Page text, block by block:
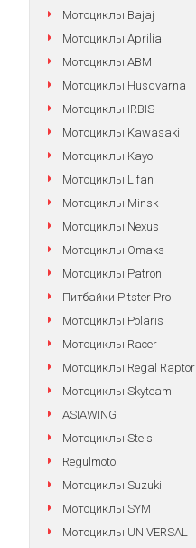
Мотоциклы Bajaj
Мотоциклы Aprilia
Мотоциклы АВМ
Мотоциклы Husqvarna
Мотоциклы IRBIS
Мотоциклы Kawasaki
Мотоциклы Kayo
Мотоциклы Lifan
Мотоциклы Minsk
Мотоциклы Nexus
Мотоциклы Omaks
Мотоциклы Patron
Питбайки Pitster Pro
Мотоциклы Polaris
Мотоциклы Racer
Мотоциклы Regal Raptor
Мотоциклы Skyteam
ASIAWING
Мотоциклы Stels
Regulmoto
Мотоциклы Suzuki
Мотоциклы SYM
Мотоциклы UNIVERSAL